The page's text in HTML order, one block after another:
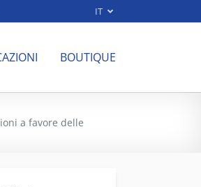
IT
BOUTIQUE
a favore delle